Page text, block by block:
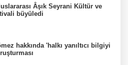
Âşık Seyrani Kültür ve
büyüledi
hakkında 'halkı yanıltıcı bilgiyi